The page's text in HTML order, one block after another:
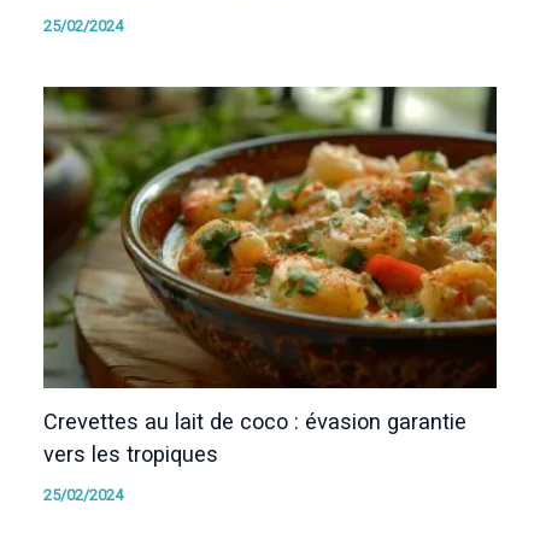
25/02/2024
Crevettes au lait de coco : évasion garantie
vers les tropiques
25/02/2024